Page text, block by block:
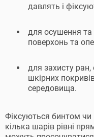
давлять і
для осушення та
поверхонь та
для захисту ран,
шкірних
середовища.
Фіксуються бинтом
кілька шарів рівні